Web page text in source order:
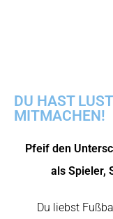
DU HAST
MITMACHEN!
Pfeif den
als Spieler,
Du liebst